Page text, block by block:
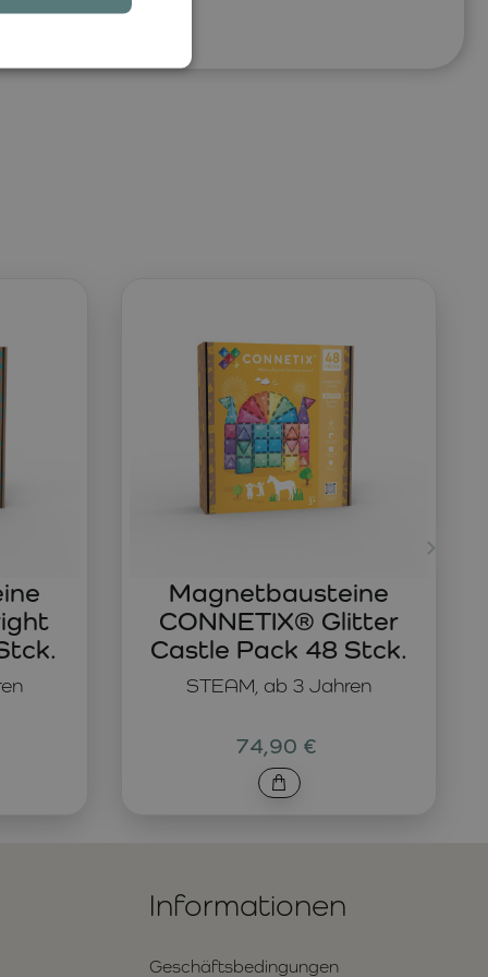
STEAM, ab 3 Jahren
Magnetbausteine
CONNETIX® Glitter
Castle Pack 48 Stck.
74,90 €
Informationen
Geschäftsbedingungen